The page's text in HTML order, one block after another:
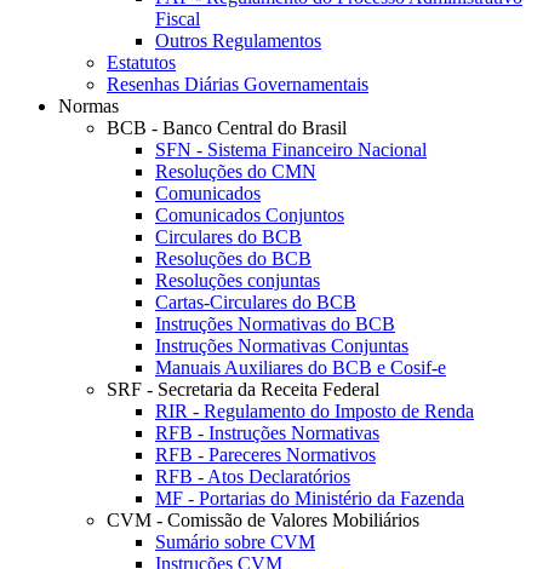
Fiscal
Outros Regulamentos
Estatutos
Resenhas Diárias Governamentais
Normas
BCB - Banco Central do Brasil
SFN - Sistema Financeiro Nacional
Resoluções do CMN
Comunicados
Comunicados Conjuntos
Circulares do BCB
Resoluções do BCB
Resoluções conjuntas
Cartas-Circulares do BCB
Instruções Normativas do BCB
Instruções Normativas Conjuntas
Manuais Auxiliares do BCB e Cosif-e
SRF - Secretaria da Receita Federal
RIR - Regulamento do Imposto de Renda
RFB - Instruções Normativas
RFB - Pareceres Normativos
RFB - Atos Declaratórios
MF - Portarias do Ministério da Fazenda
CVM - Comissão de Valores Mobiliários
Sumário sobre CVM
Instruções CVM